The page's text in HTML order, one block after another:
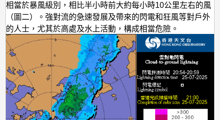
相當於暴風級別，相比半小時前大約每小時10公里左右的風
（圖二）。強對流的急速發展及帶來的閃電和狂風等對戶外
的人士，尤其於高處及水上活動，構成相當危險。